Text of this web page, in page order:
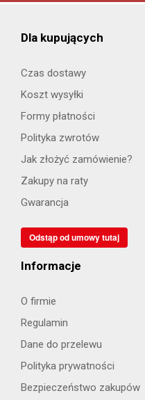
Dla kupujących
Czas dostawy
Koszt wysyłki
Formy płatności
Polityka zwrotów
Jak złożyć zamówienie?
Zakupy na raty
Gwarancja
Odstąp od umowy tutaj
Informacje
O firmie
Regulamin
Dane do przelewu
Polityka prywatności
Bezpieczeństwo zakupów